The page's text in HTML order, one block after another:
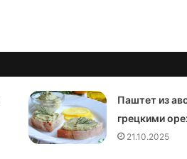
Паштет из
грецкими
21.10.2025